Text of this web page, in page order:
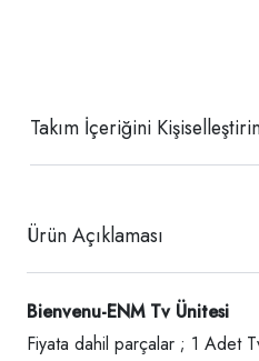
Takım İçeriğini
Ürün Açıklaması
Bienvenu-ENM Tv Ünitesi
Fiyata dahil parçalar ; 1 Adet